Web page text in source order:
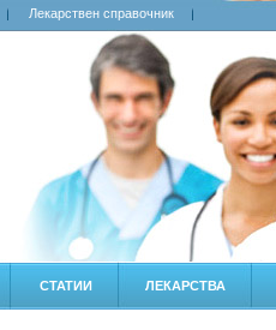
Лекарствен справочник
СТАТИИ ЛЕКАРСТВА